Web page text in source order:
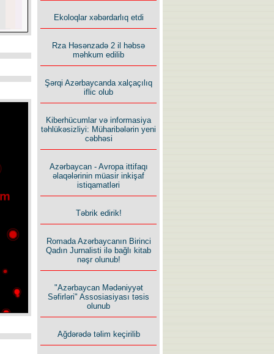
Ekoloqlar xəbərdarlıq etdi
Rza Həsənzadə 2 il həbsə
məhkum edilib
Şərqi Azərbaycanda xalçaçılıq
iflic olub
Kiberhücumlar və informasiya
təhlükəsizliyi: Müharibələrin yeni
cəbhəsi
Azərbaycan - Avropa ittifaqı
əlaqələrinin müasir inkişaf
istiqamatləri
Təbrik edirik!
Romada Azərbaycanın Birinci
Qadın Jurnalisti ilə bağlı kitab
nəşr olunub!
"Azərbaycan Mədəniyyət
Səfirləri" Assosiasiyası təsis
olunub
Ağdərədə təlim keçirilib